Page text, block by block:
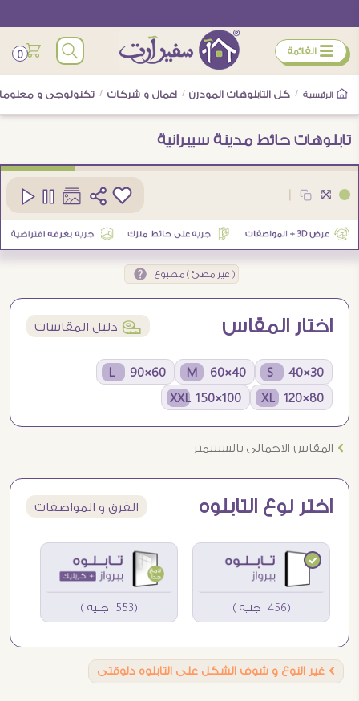
ÿ القائمة 0
الرئيسية / كل التابلوهات المودرن / اعمال و شركات / تكنولوجى و
تابلوهات حائط مدينة سيبرانية
( غير مضئ ) مطبوع
اختار المقاس í دليل المقاسات
30×40 S
40×60 M
60×90 L
80×120 XL
100×150 XXL
Ö المقاس الاجمالى بالسنتيمتر
اختر نوع التابلوه الفرق و المواصفات
(456 جنيه ) (553 جنيه )
Ö غير النوع و شوف الشكل على التابلوه دلوقتى